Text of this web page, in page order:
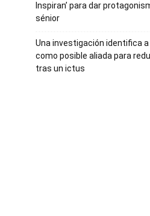
Inspiran’ para dar
sénior
Una investigación identifica
como posible aliada para
tras un ictus